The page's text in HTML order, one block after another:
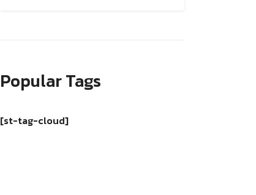
Popular Tags
[st-tag-cloud]